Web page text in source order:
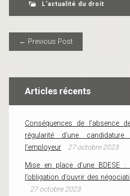
L'actualité du droit
POST
← Previous Post
Articles récents
Conséquences de l’absence
régularité d’une
l’employeur
27 octobre 2023
Mise en place d’une BDESE :
l’obligation d’ouvrir des
27 octobre 2023